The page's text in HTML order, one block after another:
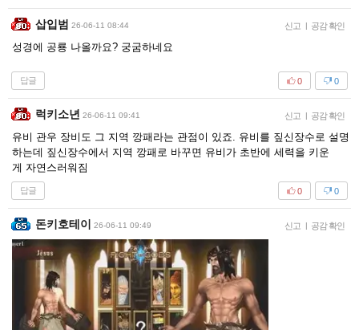
삽입범 26-06-11 08:44 신고 공감 확인
성경에 공룡 나올까요? 궁굼하네요
답글 0
0
럭키소년 26-06-11 09:41 신고 공감 확인
유비 관우 장비도 그 지역 깡패라는 관점이 있죠. 유비를 짚신장수로 설명
하는데 짚신장수에서 지역 깡패로 바꾸면 유비가 초반에 세력을 키운
게 자연스러워짐
답글 0
0
돈키호테이 26-06-11 09:49 신고 공감 확인